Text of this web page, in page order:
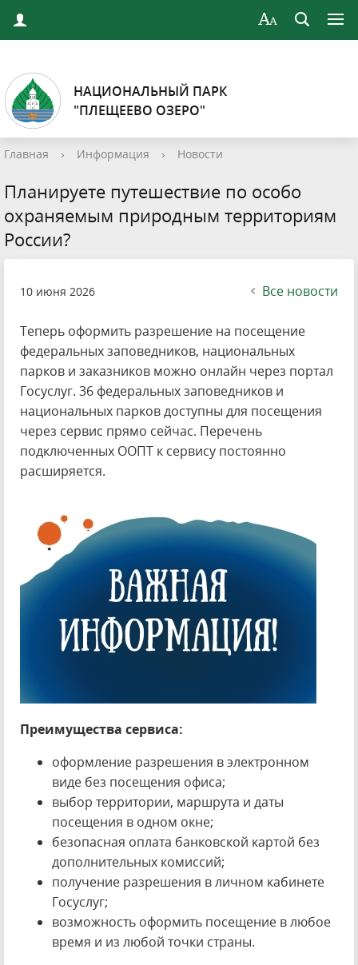
НАЦИОНАЛЬНЫЙ ПАРК
"ПЛЕЩЕЕВО ОЗЕРО"
Главная › Информация › Новости
Планируете путешествие по особо
охраняемым природным территориям
России?
10 июня 2026 Все новости
Теперь оформить разрешение на посещение
федеральных заповедников, национальных
парков и заказников можно онлайн через портал
Госуслуг. 36 федеральных заповедников и
национальных парков доступны для посещения
через сервис прямо сейчас. Перечень
подключенных ООПТ к сервису постоянно
расширяется.
Преимущества сервиса:
оформление разрешения в электронном
виде без посещения офиса;
выбор территории, маршрута и даты
посещения в одном окне;
безопасная оплата банковской картой без
дополнительных комиссий;
получение разрешения в личном кабинете
Госуслуг;
возможность оформить посещение в любое
время и из любой точки страны.